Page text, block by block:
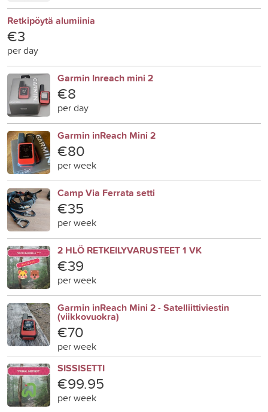
Retkipöytä alumiinia
€3
per day
Garmin Inreach mini 2
€8
per day
Garmin inReach Mini 2
€80
per week
Camp Via Ferrata setti
€35
per week
2 HLÖ RETKEILYVARUSTEET 1 VK
€39
per week
Garmin inReach Mini 2 - Satelliittiviestin
(viikkovuokra)
€70
per week
SISSISETTI
€99.95
per week